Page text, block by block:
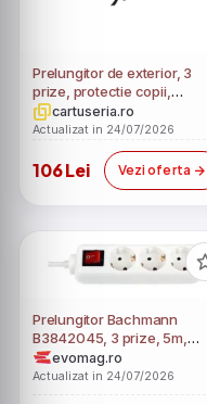
Prelungitor de exterior, 3
prize, protectie copii,
3000W, lungime 5m,
comutator
cartuseria.ro
Actualizat in 24/07/2026
106 Lei Vezi oferta
Prelungitor Bachmann
B3842045, 3 prize, 5m,
indicator optic, intrerupator,
protectie copii (Alb)
evomag.ro
Actualizat in 24/07/2026